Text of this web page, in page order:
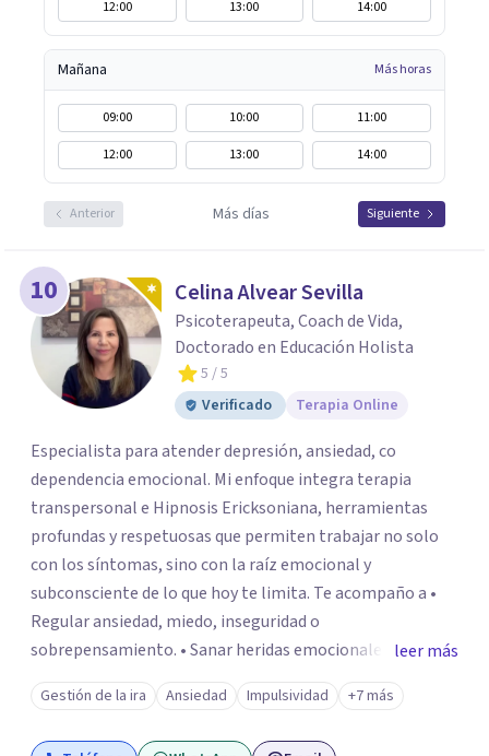
12:00
13:00 14:00
Mañana Más horas
09:00 10:00
11:00
12:00
13:00 14:00
Anterior Más días Siguiente
10 Celina Alvear Sevilla
Psicoterapeuta, Coach de Vida,
Doctorado en Educación Holista
5 / 5
Verificado
Terapia Online
Especialista para atender depresión, ansiedad, co
dependencia emocional. Mi enfoque integra terapia
transpersonal e Hipnosis Ericksoniana, herramientas
profundas y respetuosas que permiten trabajar no solo
con los síntomas, sino con la raíz emocional y
subconsciente de lo que hoy te limita. Te acompaño a •
Regular ansiedad, miedo, inseguridad o
sobrepensamiento. • Sanar heridas emocionales y
fortalecer tu autoestima. . Comprender por qué repites
ciertos patrones o emociones. Puedes superar lo que te
preocupa y lograr tus objetivos más pronto de lo que
leer más
Gestión de la ira Ansiedad Impulsividad +7 más